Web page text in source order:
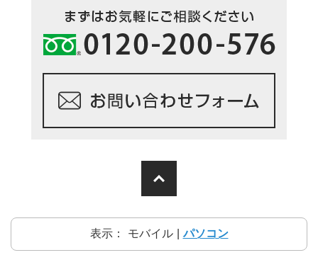
表示： モバイル パソコン